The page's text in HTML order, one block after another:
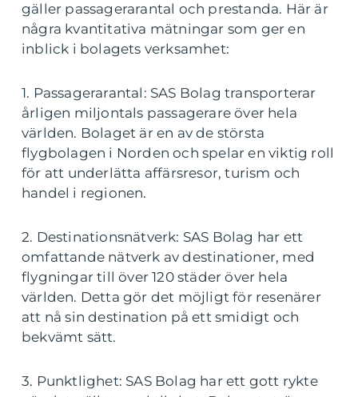
gäller passagerarantal och prestanda. Här är
några kvantitativa mätningar som ger en
inblick i bolagets verksamhet:
1. Passagerarantal: SAS Bolag transporterar
årligen miljontals passagerare över hela
världen. Bolaget är en av de största
flygbolagen i Norden och spelar en viktig roll
för att underlätta affärsresor, turism och
handel i regionen.
2. Destinationsnätverk: SAS Bolag har ett
omfattande nätverk av destinationer, med
flygningar till över 120 städer över hela
världen. Detta gör det möjligt för resenärer
att nå sin destination på ett smidigt och
bekvämt sätt.
3. Punktlighet: SAS Bolag har ett gott rykte